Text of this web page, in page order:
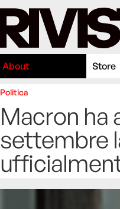
About Store
Politica
Macron ha
settembre